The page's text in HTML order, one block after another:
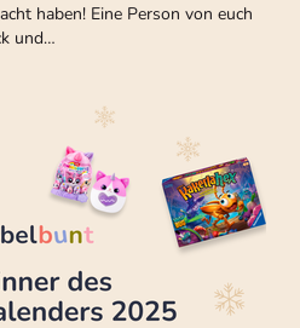
haben! Eine Person von euch
und…